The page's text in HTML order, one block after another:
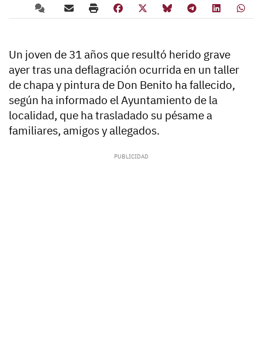
Un joven de 31 años que resultó herido grave
ayer tras una deflagración ocurrida en un taller
de chapa y pintura de Don Benito ha fallecido,
según ha informado el Ayuntamiento de la
localidad, que ha trasladado su pésame a
familiares, amigos y allegados.